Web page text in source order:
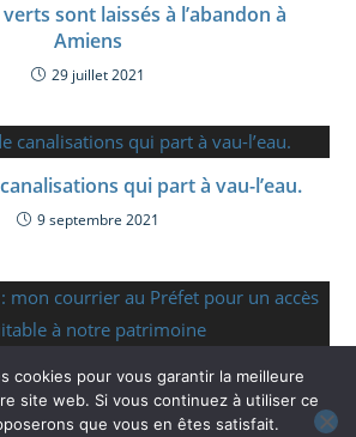
sont laissés à l’abandon à
Amiens
29 juillet 2021
qui part à vau-l’eau.
9 septembre 2021
: mon courrier au Préfet pour un
à notre patrimoine
cookies pour vous garantir la meilleure
site web. Si vous continuez à utiliser ce
que vous en êtes satisfait.